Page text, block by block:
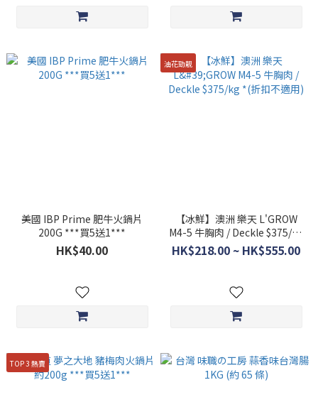
美國 IBP Prime 肥牛火鍋片
200G ***買5送1***
HK$40.00
油花勁靚
【冰鮮】澳洲 樂天 L'GROW
M4-5 牛胸肉 / Deckle $375/kg
*(折扣不適用)
HK$218.00 ~ HK$555.00
TOP 3 熱賣